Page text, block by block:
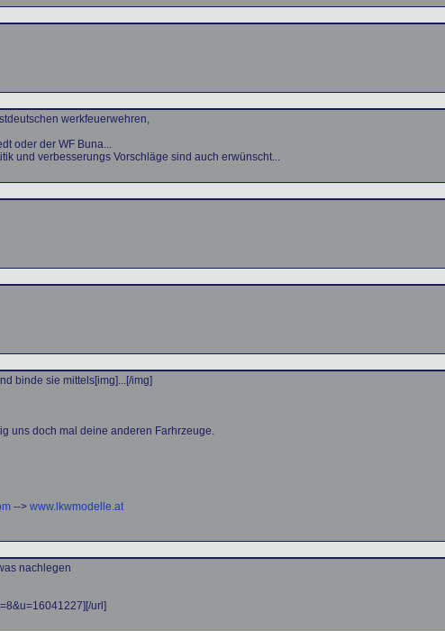
werkfeuerwehren,
oder der WF Buna...
und verbesserungs Vorschläge sind auch erwünscht...
binde sie mittels[img]...[/img]
uns doch mal deine anderen Farhrzeuge.
--> www.lkwmodelle.at
nachlegen
[/url]